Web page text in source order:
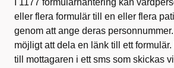
I 1177 formulärhantering kan
eller flera formulär till en eller flera
genom att ange deras
möjligt att dela en länk till ett
till mottagaren i ett sms som skickas